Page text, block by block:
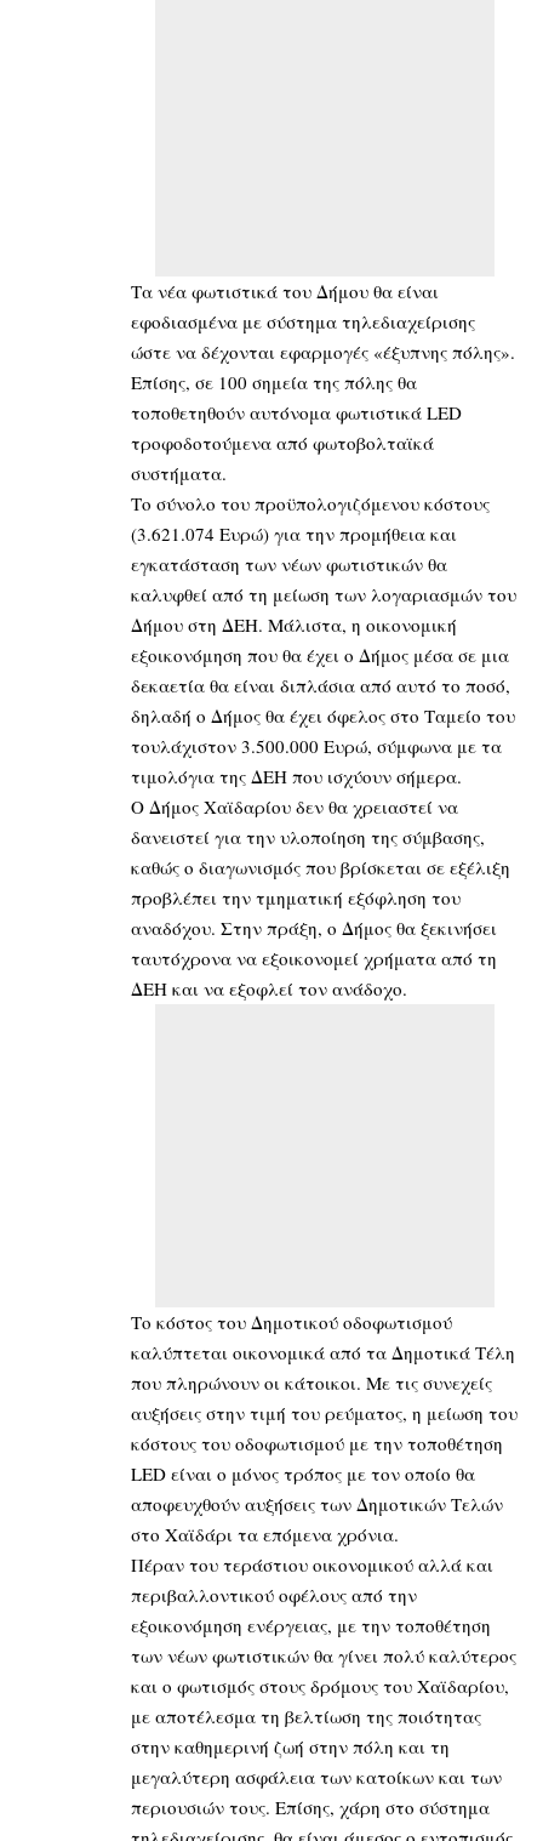
Τα νέα φωτιστικά του Δήμου θα είναι
εφοδιασμένα με σύστημα τηλεδιαχείρισης
ώστε να δέχονται εφαρμογές «έξυπνης πόλης».
Επίσης, σε 100 σημεία της πόλης θα
τοποθετηθούν αυτόνομα φωτιστικά LED
τροφοδοτούμενα από φωτοβολταϊκά
συστήματα.
Το σύνολο του προϋπολογιζόμενου κόστους
(3.621.074 Ευρώ) για την προμήθεια και
εγκατάσταση των νέων φωτιστικών θα
καλυφθεί από τη μείωση των λογαριασμών του
Δήμου στη ΔΕΗ. Μάλιστα, η οικονομική
εξοικονόμηση που θα έχει ο Δήμος μέσα σε μια
δεκαετία θα είναι διπλάσια από αυτό το ποσό,
δηλαδή ο Δήμος θα έχει όφελος στο Ταμείο του
τουλάχιστον 3.500.000 Ευρώ, σύμφωνα με τα
τιμολόγια της ΔΕΗ που ισχύουν σήμερα.
Ο Δήμος Χαϊδαρίου δεν θα χρειαστεί να
δανειστεί για την υλοποίηση της σύμβασης,
καθώς ο διαγωνισμός που βρίσκεται σε εξέλιξη
προβλέπει την τμηματική εξόφληση του
αναδόχου. Στην πράξη, ο Δήμος θα ξεκινήσει
ταυτόχρονα να εξοικονομεί χρήματα από τη
ΔΕΗ και να εξοφλεί τον ανάδοχο.
Το κόστος του Δημοτικού οδοφωτισμού
καλύπτεται οικονομικά από τα Δημοτικά Τέλη
που πληρώνουν οι κάτοικοι. Με τις συνεχείς
αυξήσεις στην τιμή του ρεύματος, η μείωση του
κόστους του οδοφωτισμού με την τοποθέτηση
LED είναι ο μόνος τρόπος με τον οποίο θα
αποφευχθούν αυξήσεις των Δημοτικών Τελών
στο Χαϊδάρι τα επόμενα χρόνια.
Πέραν του τεράστιου οικονομικού αλλά και
περιβαλλοντικού οφέλους από την
εξοικονόμηση ενέργειας, με την τοποθέτηση
των νέων φωτιστικών θα γίνει πολύ καλύτερος
και ο φωτισμός στους δρόμους του Χαϊδαρίου,
με αποτέλεσμα τη βελτίωση της ποιότητας
στην καθημερινή ζωή στην πόλη και τη
μεγαλύτερη ασφάλεια των κατοίκων και των
περιουσιών τους. Επίσης, χάρη στο σύστημα